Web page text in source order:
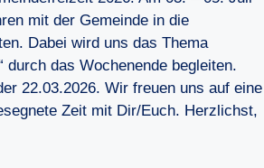
mit der Gemeinde in die
Dabei wird uns das Thema
durch das Wochenende begleiten.
22.03.2026. Wir freuen uns auf eine
Zeit mit Dir/Euch. Herzlichst,